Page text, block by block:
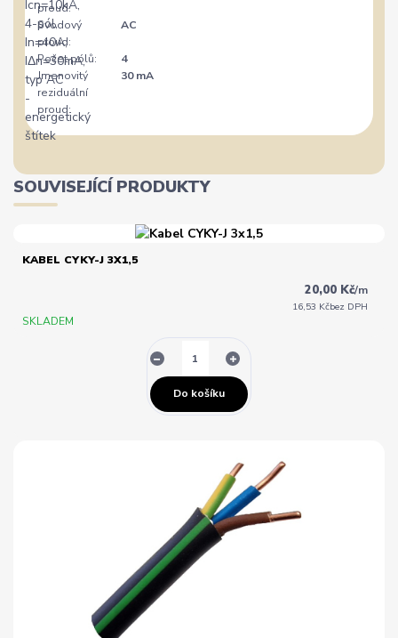
proud:
Svodový
proud:
AC
Počet pólů:
4
Jmenovitý
reziduální
proud:
30 mA
SOUVISEJÍCÍ PRODUKTY
KABEL CYKY-J 3X1,5
20,00 Kč/m
16,53 Kčbez DPH
SKLADEM
Do košíku